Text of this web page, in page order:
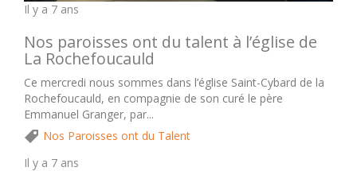
Il y a 7 ans
Nos paroisses ont du talent à l’église de
La Rochefoucauld
Ce mercredi nous sommes dans l’église Saint-Cybard de la
Rochefoucauld, en compagnie de son curé le père
Emmanuel Granger, par...
Nos Paroisses ont du Talent
Il y a 7 ans